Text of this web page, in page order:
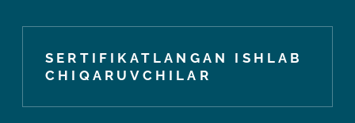
SERTIFIKATLANGAN ISHLAB
CHIQARUVCHILAR